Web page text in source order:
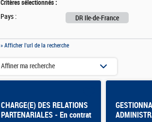
Critères sélectionnés :
Pays : DR Ile-de-France
» Afficher l'url de la recherche
CHARGE(E) DES RELATIONS
PARTENARIALES - En contrat
Affiner ma recherche